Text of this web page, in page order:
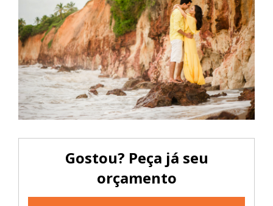
Gostou? Peça já seu
orçamento